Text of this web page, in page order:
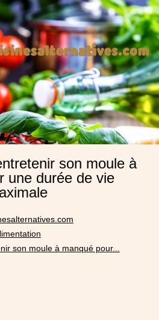
son moule à
une durée de vie
son moule à manqué pour...